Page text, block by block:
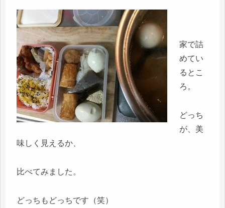
家で詰
めてい
るとこ
ろ。
どっち
が、美
味しく見えるか、
比べてみました。
どっちもどっちです（笑）